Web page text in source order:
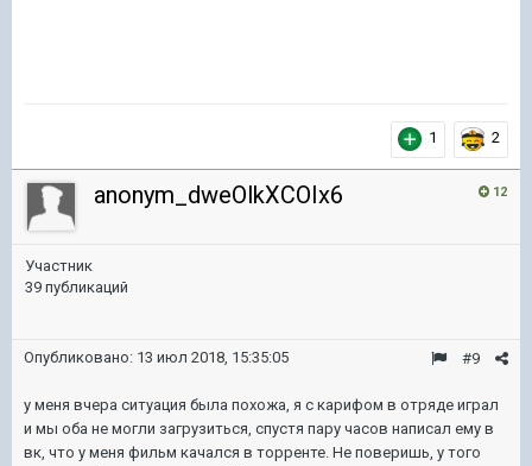
1 2
12
anonym_dweOlkXCOIx6
Участник
39 публикаций
#9
Опубликовано: 13 июл 2018, 15:35:05
у меня вчера ситуация была похожа, я с карифом в отряде играл
и мы оба не могли загрузиться, спустя пару часов написал ему в
вк, что у меня фильм качался в торренте. Не поверишь, у того